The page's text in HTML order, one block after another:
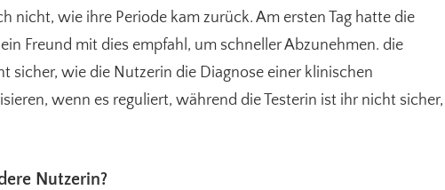
nicht, wie ihre Periode kam zurück. Am ersten Tag hatte die
Freund mit dies empfahl, um schneller Abzunehmen. die
sicher, wie die Nutzerin die Diagnose einer klinischen
wenn es reguliert, während die Testerin ist ihr nicht sicher,
Nutzerin?